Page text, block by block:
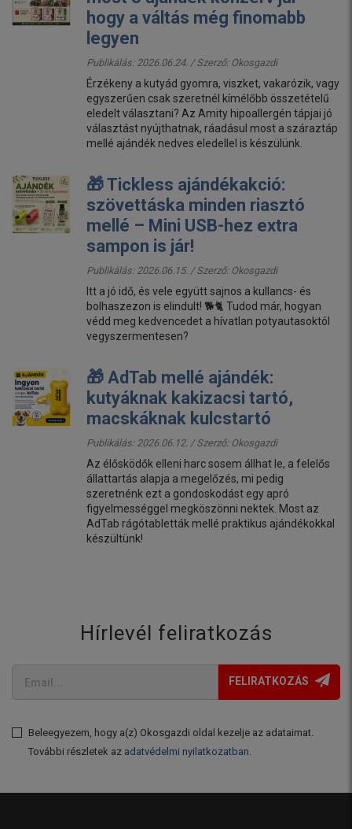
hogy a váltás még finomabb
legyen
Publikálás: 2026.06.24. / Szerző: Okosgazdi
Érzékeny a kutyád gyomra, viszket, vakarózik, vagy
egyszerűen csak szeretnél kímélőbb összetételű
eledelt választani? Az Amity hipoallergén tápjai jó
választást nyújthatnak, ráadásul most a száraztáp
mellé ajándék nedves eledellel is készülünk.
🎁 Tickless ajándékakció:
szövettáska minden riasztó
mellé – Mini USB-hez extra
sampon is jár!
Publikálás: 2026.06.15. / Szerző: Okosgazdi
Itt a jó idő, és vele együtt sajnos a kullancs- és
bolhaszezon is elindult! 🐕🐈 Tudod már, hogyan
védd meg kedvencedet a hívatlan potyautasoktól
vegyszermentesen?
🎁 AdTab mellé ajándék:
kutyáknak kakizacsi tartó,
macskáknak kulcstartó
Publikálás: 2026.06.12. / Szerző: Okosgazdi
Az élősködők elleni harc sosem állhat le, a felelős
állattartás alapja a megelőzés, mi pedig
szeretnénk ezt a gondoskodást egy apró
figyelmességgel megköszönni nektek. Most az
AdTab rágótabletták mellé praktikus ajándékokkal
készültünk!
Hírlevél feliratkozás
FELIRATKOZÁS
Beleegyezem, hogy a(z) Okosgazdi oldal kezelje az adataimat.
További részletek az adatvédelmi nyilatkozatban.